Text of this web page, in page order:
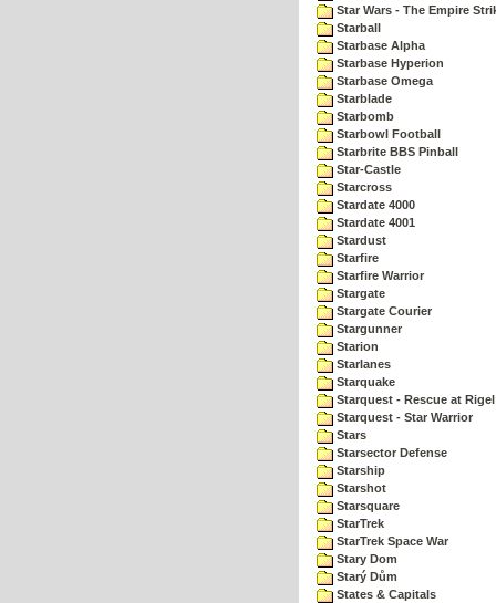
Star Wars - The Empire
Starball
Starbase Alpha
Starbase Hyperion
Starbase Omega
Starblade
Starbomb
Starbowl Football
Starbrite BBS Pinball
Star-Castle
Starcross
Stardate 4000
Stardate 4001
Stardust
Starfire
Starfire Warrior
Stargate
Stargate Courier
Stargunner
Starion
Starlanes
Starquake
Starquest - Rescue at Rigel
Starquest - Star Warrior
Stars
Starsector Defense
Starship
Starshot
Starsquare
StarTrek
StarTrek Space War
Stary Dom
Starý Dům
States & Capitals